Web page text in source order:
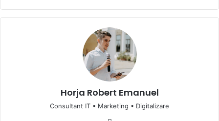
Horja Robert Emanuel
Consultant IT • Marketing • Digitalizare